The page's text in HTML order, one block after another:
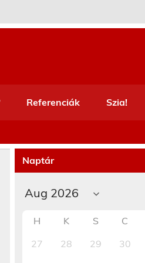
Referenciák Szia!
Naptár
H K S C
27
28 29 30